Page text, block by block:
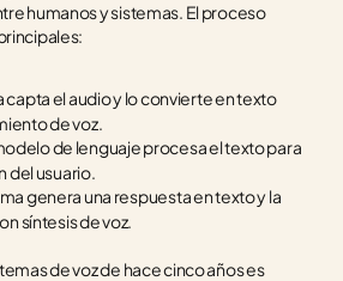
humanos y sistemas. El proceso
capta el audio y lo convierte en texto
de voz.
de lenguaje procesa el texto para
del usuario.
genera una respuesta en texto y la
síntesis de voz.
de voz de hace cinco años es